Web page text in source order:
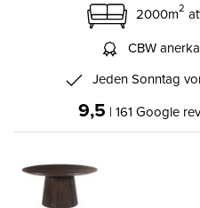
2000m2
CBW
Jeden Sonntag
9,5 | 161 Google